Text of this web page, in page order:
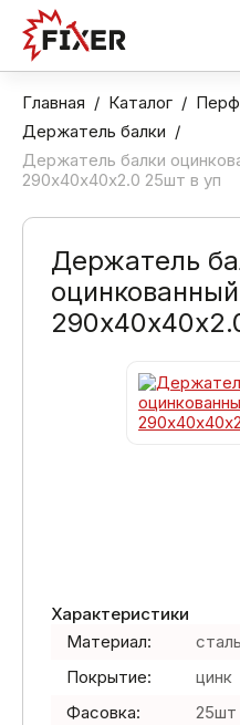
Главная Каталог
Держатель балки
Держатель балки
290х40х40х2.0 25шт в уп
Держатель
Характеристики
Материал:
сталь
Покрытие:
цинк
Фасовка:
25шт